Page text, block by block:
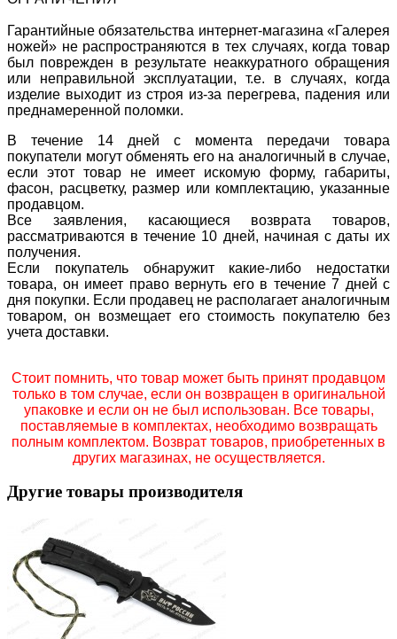
Гарантийные обязательства интернет-магазина «Галерея
ножей» не распространяются в тех случаях, когда товар
был поврежден в результате неаккуратного обращения
или неправильной эксплуатации, т.е. в случаях, когда
изделие выходит из строя из-за перегрева, падения или
преднамеренной поломки.
В течение 14 дней с момента передачи товара
покупатели могут обменять его на аналогичный в случае,
если этот товар не имеет искомую форму, габариты,
фасон, расцветку, размер или комплектацию, указанные
продавцом.
Все заявления, касающиеся возврата товаров,
рассматриваются в течение 10 дней, начиная с даты их
получения.
Если покупатель обнаружит какие-либо недостатки
товара, он имеет право вернуть его в течение 7 дней с
дня покупки. Если продавец не располагает аналогичным
товаром, он возмещает его стоимость покупателю без
учета доставки.
Стоит помнить, что товар может быть принят продавцом
только в том случае, если он возвращен в оригинальной
упаковке и если он не был использован. Все товары,
поставляемые в комплектах, необходимо возвращать
полным комплектом. Возврат товаров, приобретенных в
других магазинах, не осуществляется.
Другие товары производителя